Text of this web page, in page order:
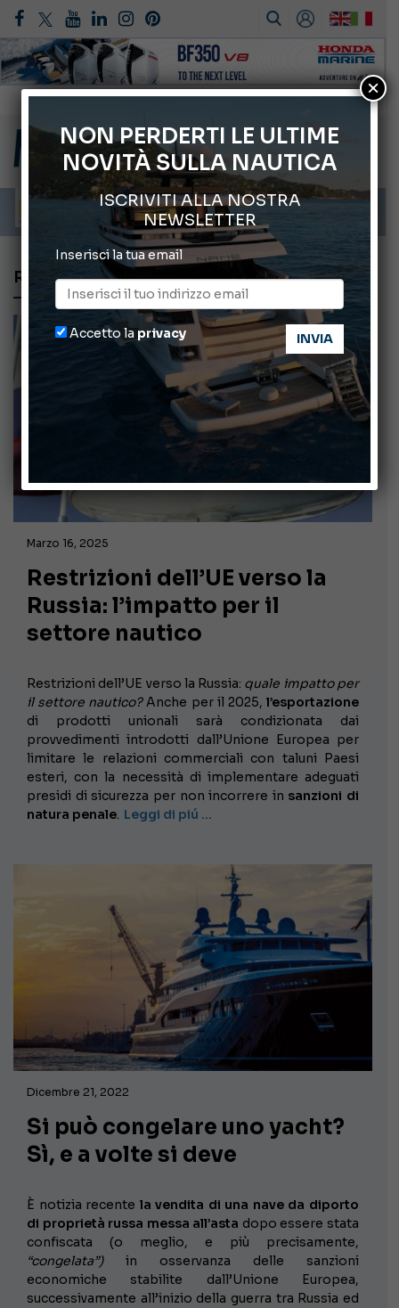
Gommoni Callegari acquisisce Geniuss
66° Salone Nautico Internazionale di Genova
Svelati i Mondiali di Wakeboard 2026
Cannes Yachting Festival 2026: tutte le novità attese a settembre
Montecristo Yachting, l’orologio per il diportista
RUSSIA
Marzo 16, 2025
Restrizioni dell’UE verso la
Russia: l’impatto per il
settore nautico
Restrizioni dell’UE verso la Russia: quale impatto per
il settore nautico?Anche per il 2025,l’esportazione
di prodotti unionali sarà condizionata dai
provvedimenti introdotti dall’Unione Europea per
limitare le relazioni commerciali con taluni Paesi
esteri, con la necessità di implementare adeguati
presidi di sicurezza per non incorrere in sanzioni di
natura penale. Leggi di piú …
Dicembre 21, 2022
Si può congelare uno yacht?
Sì, e a volte si deve
È notizia recente la vendita di una nave da diporto
di proprietà russa messa all’asta dopo essere stata
confiscata (o meglio, e più precisamente,
“congelata”)in osservanza delle sanzioni
economiche stabilite dall’Unione Europea,
successivamente all’inizio della guerra tra Russia ed
NON PERDERTI LE ULTIME
NOVITÀ SULLA NAUTICA
ISCRIVITI ALLA NOSTRA
NEWSLETTER
Inserisci la tua email
Accetto la privacy
×